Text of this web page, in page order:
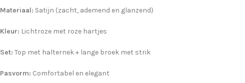
Materiaal: Satijn (zacht, ademend en glanzend)
Kleur: Lichtroze met roze hartjes
Set: Top met halternek + lange broek met strik
Pasvorm: Comfortabel en elegant